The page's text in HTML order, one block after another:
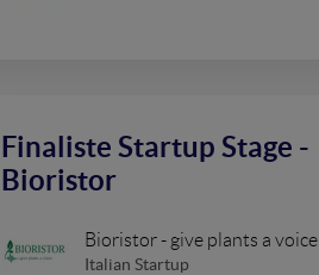
Finaliste Startup Stage -
Bioristor
Bioristor - give plants a voice
Italian Startup